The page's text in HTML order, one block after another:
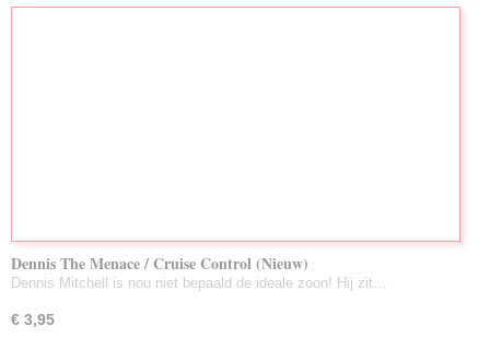
Dennis The Menace / Cruise Control (Nieuw)
Dennis Mitchell is nou niet bepaald de ideale zoon! Hij zit…
€ 3,95